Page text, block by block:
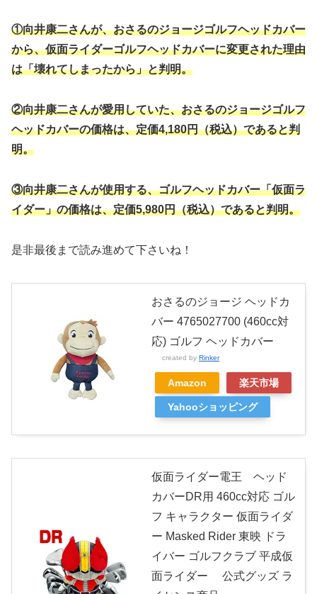
①向井康二さんが、おさるのジョージゴルフヘッドカバー
から、仮面ライダーゴルフヘッドカバーに変更された理由
は「壊れてしまったから」と判明。
②向井康二さんが愛用していた、おさるのジョージゴルフ
ヘッドカバーの価格は、定価4,180円（税込）であると判
明。
③向井康二さんが使用する、ゴルフヘッドカバー「仮面ラ
イダー」の価格は、定価5,980円（税込）であると判明。
是非最後まで読み進めて下さいね！
おさるのジョージ ヘッドカ
バー 4765027700 (460cc対
応) ゴルフ ヘッドカバー
created by Rinker
Amazon 楽天市場
Yahooショッピング
仮面ライダー電王 ヘッド
カバーDR用 460cc対応 ゴル
フ キャラクター 仮面ライダ
ー Masked Rider 東映 ドラ
イバー ゴルフクラブ 平成仮
面ライダー 公式グッズ ラ